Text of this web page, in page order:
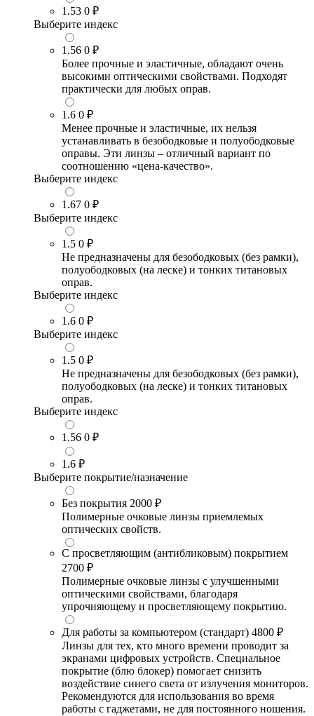
1.53 0 ₽
Выберите индекс
1.56 0 ₽
Более прочные и эластичные, обладают очень
высокими оптическими свойствами. Подходят
практически для любых оправ.
1.6 0 ₽
Менее прочные и эластичные, их нельзя
устанавливать в безободковые и полуободковые
оправы. Эти линзы – отличный вариант по
соотношению «цена-качество».
Выберите индекс
1.67 0 ₽
Выберите индекс
1.5 0 ₽
Не предназначены для безободковых (без рамки),
полуободковых (на леске) и тонких титановых
оправ.
Выберите индекс
1.6 0 ₽
Выберите индекс
1.5 0 ₽
Не предназначены для безободковых (без рамки),
полуободковых (на леске) и тонких титановых
оправ.
Выберите индекс
1.56 0 ₽
1.6 ₽
Выберите покрытие/назначение
Без покрытия 2000 ₽
Полимерные очковые линзы приемлемых
оптических свойств.
С просветляющим (антибликовым) покрытием
2700 ₽
Полимерные очковые линзы с улучшенными
оптическими свойствами, благодаря
упрочняющему и просветляющему покрытию.
Для работы за компьютером (стандарт) 4800 ₽
Линзы для тех, кто много времени проводит за
экранами цифровых устройств. Специальное
покрытие (блю блокер) помогает снизить
воздействие синего света от излучения мониторов.
Рекомендуются для использования во время
работы с гаджетами, не для постоянного ношения.